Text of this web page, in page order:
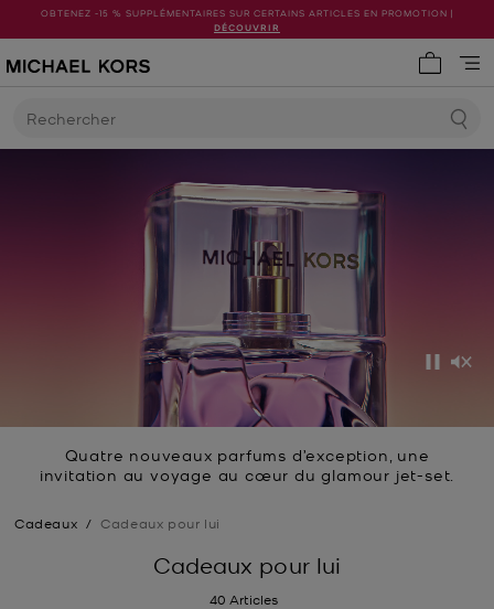
OBTENEZ -15 % SUPPLÉMENTAIRES SUR CERTAINS ARTICLES EN PROMOTION |
DÉCOUVRIR
Rechercher
Pause
Quatre nouveaux parfums d’exception, une
invitation au voyage au cœur du glamour jet-set.
Cadeaux / Cadeaux pour lui
Cadeaux pour lui
40 Articles